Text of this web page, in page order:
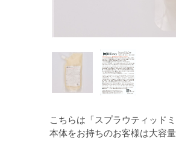
こちらは「スプラウティッド
本体をお持ちのお客様は大容